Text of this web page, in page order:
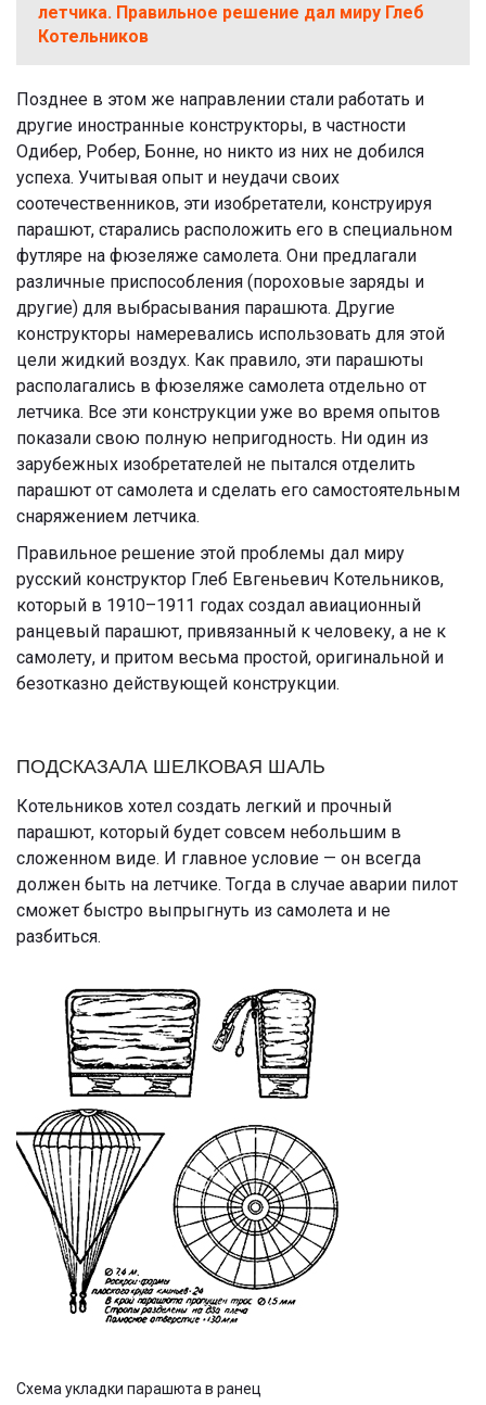
летчика. Правильное решение дал миру Глеб
Котельников
Позднее в этом же направлении стали работать и
другие иностранные конструкторы, в частности
Одибер, Робер, Бонне, но никто из них не добился
успеха. Учитывая опыт и неудачи своих
соотечественников, эти изобретатели, конструируя
парашют, старались расположить его в специальном
футляре на фюзеляже самолета. Они предлагали
различные приспособления (пороховые заряды и
другие) для выбрасывания парашюта. Другие
конструкторы намеревались использовать для этой
цели жидкий воздух. Как правило, эти парашюты
располагались в фюзеляже самолета отдельно от
летчика. Все эти конструкции уже во время опытов
показали свою полную непригодность. Ни один из
зарубежных изобретателей не пытался отделить
парашют от самолета и сделать его самостоятельным
снаряжением летчика.
Правильное решение этой проблемы дал миру
русский конструктор Глеб Евгеньевич Котельников,
который в 1910–1911 годах создал авиационный
ранцевый парашют, привязанный к человеку, а не к
самолету, и притом весьма простой, оригинальной и
безотказно действующей конструкции.
ПОДСКАЗАЛА ШЕЛКОВАЯ ШАЛЬ
Котельников хотел создать легкий и прочный
парашют, который будет совсем небольшим в
сложенном виде. И главное условие — он всегда
должен быть на летчике. Тогда в случае аварии пилот
сможет быстро выпрыгнуть из самолета и не
разбиться.
Схема укладки парашюта в ранец